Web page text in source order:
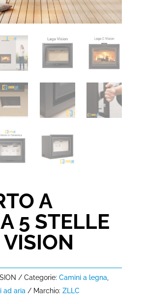
A
5 STELLE
Categorie: Camini a legna
ad aria
Marchio: ZLLC